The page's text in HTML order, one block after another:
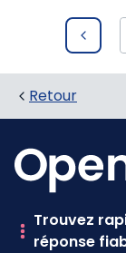
Retour
Trouvez
réponse